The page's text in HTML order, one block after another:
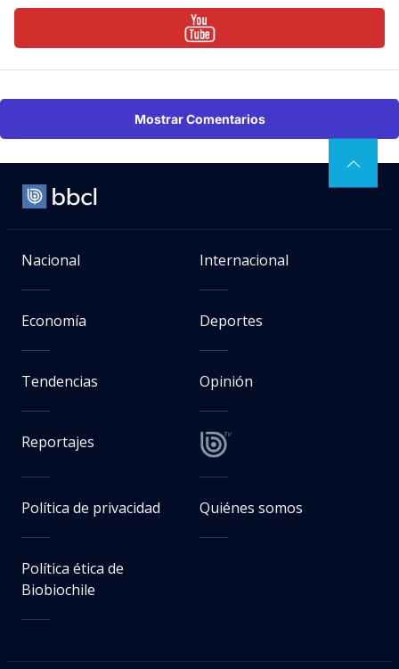
Mostrar Comentarios
Nacional Internacional
Economía Deportes
Tendencias Opinión
Reportajes
Política de privacidad Quiénes somos
Política ética de
Biobiochile